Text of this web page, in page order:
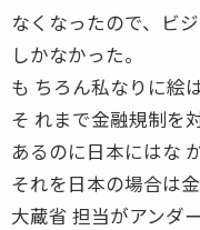
なくなったので、ビ
しかなかった。
も ちろん私なりに絵
そ れまで金融規制を
あるのに日本にはな
それを日本の場合は
大蔵省 担当がアンダ